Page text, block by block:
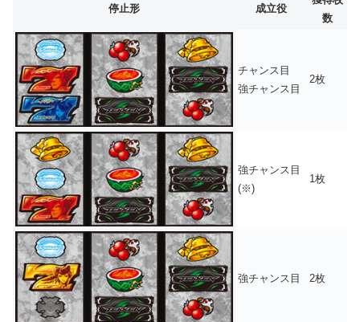
停止形 成立役
数
チャンス目
強チャンス目
2枚
強チャンス目
(※)
1枚
強チャンス目 2枚